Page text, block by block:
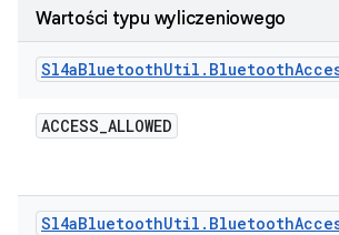
Wartości typu wyliczeniowego
Sl4aBluetoothUtil . Bluetooth
ACCESS_ALLOWED
Sl4aBluetoothUtil . Bluetooth